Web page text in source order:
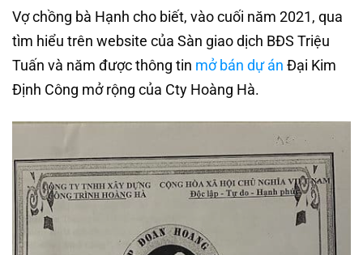
Vợ chồng bà Hạnh cho biết, vào cuối năm 2021, qua
tìm hiểu trên website của Sàn giao dịch BĐS Triệu
Tuấn và năm được thông tin mở bán dự án Đại Kim
Định Công mở rộng của Cty Hoàng Hà.